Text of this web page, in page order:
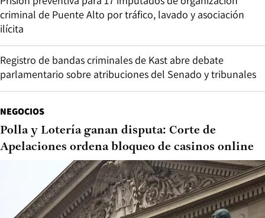
criminal de Puente Alto por tráfico, lavado y asociación
ilícita
Registro de bandas criminales de Kast abre debate
parlamentario sobre atribuciones del Senado y tribunales
NEGOCIOS
Polla y Lotería ganan disputa: Corte de
Apelaciones ordena bloqueo de casinos online